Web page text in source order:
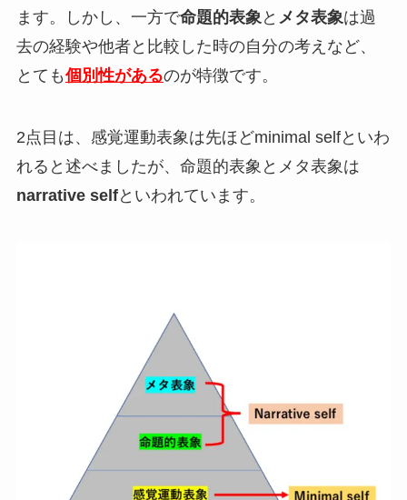
ます。しかし、一方で命題的表象と メタ表象は過
去の経験や他者と比較した時の自分の考えなど、
とても個別性があるのが特徴です。
2点目は、感覚運動表象は先ほどminimal selfといわ
れると述べましたが、命題的表象とメタ表象は
narrative selfといわれています。